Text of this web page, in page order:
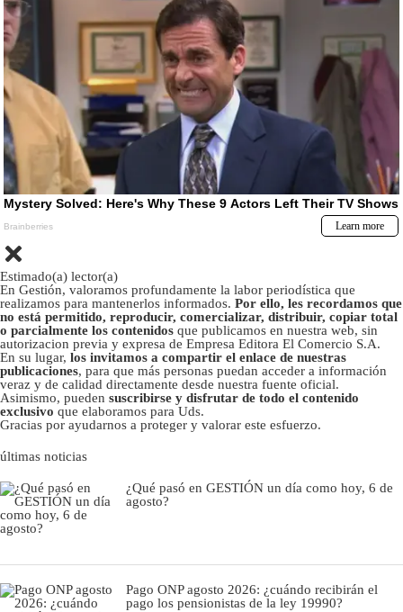
Estimado(a) lector(a)
En Gestión, valoramos profundamente la labor periodística que
realizamos para mantenerlos informados. Por ello, les recordamos que
no está permitido, reproducir, comercializar, distribuir, copiar total
o parcialmente los contenidos que publicamos en nuestra web, sin
autorizacion previa y expresa de Empresa Editora El Comercio S.A.
En su lugar, los invitamos a compartir el enlace de nuestras
publicaciones, para que más personas puedan acceder a información
veraz y de calidad directamente desde nuestra fuente oficial.
Asimismo, pueden suscribirse y disfrutar de todo el contenido
exclusivo que elaboramos para Uds.
Gracias por ayudarnos a proteger y valorar este esfuerzo.
últimas noticias
¿Qué pasó en GESTIÓN un día como hoy, 6 de
agosto?
Pago ONP agosto 2026: ¿cuándo recibirán el
pago los pensionistas de la ley 19990?